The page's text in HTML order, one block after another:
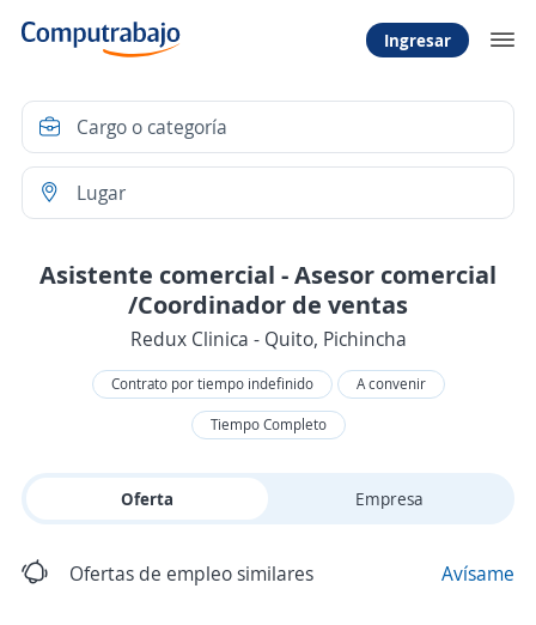
Ingresar
Asistente comercial - Asesor comercial
/Coordinador de ventas
Redux Clinica - Quito, Pichincha
Contrato por tiempo indefinido
A convenir
Tiempo Completo
Oferta Empresa
Ofertas de empleo similares Avísame